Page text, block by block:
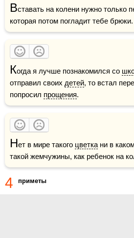
Вставать на колени нужно только
которая потом погладит тебе брюки.
Когда я лучше познакомился со
отправил своих детей, то встал
попросил прощения.
Нет в мире такого цветка ни в
такой жемчужины, как ребенок на
4 приметы